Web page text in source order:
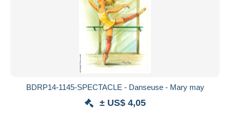
BDRP14-1145-SPECTACLE - Danseuse - Mary may
± US$ 4,05